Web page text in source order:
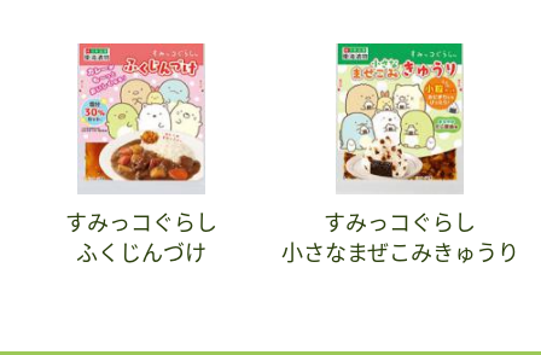
すみっコぐらし
ふくじんづけ
すみっコぐらし
小さなまぜこみきゅうり